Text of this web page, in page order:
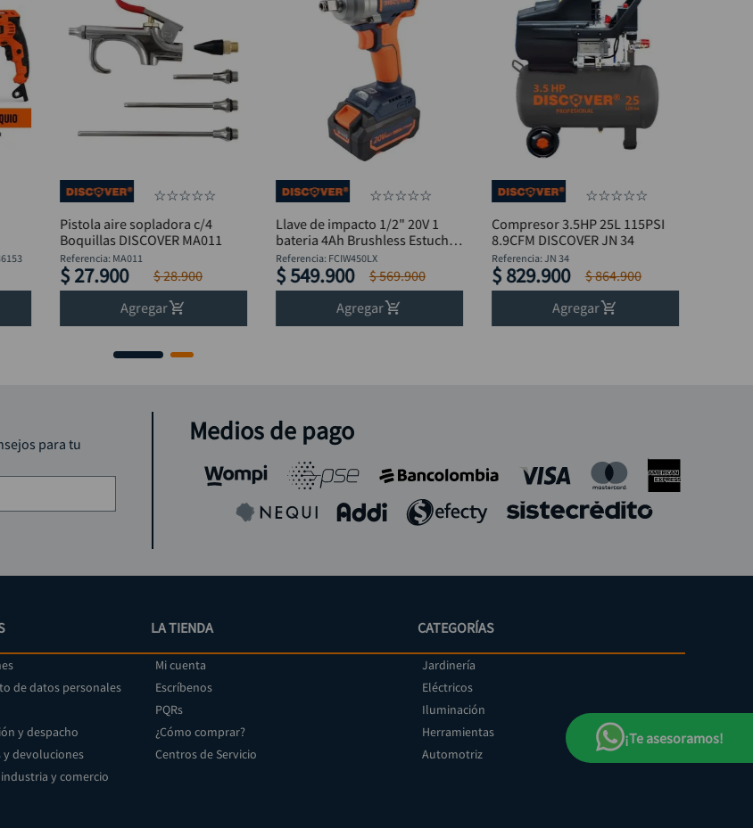
☆☆☆☆☆
Pistola aire sopladora c/4
Boquillas DISCOVER MA011
Referencia: MA011
$ 27.900 $28.900
Agregar
☆☆☆☆☆
Llave de impacto 1/2" 20V 1
bateria 4Ah Brushless Estuche
Discover
Referencia: FCIW450LX
$549.900 $569.900
Agregar
☆☆☆☆☆
Compresor 3.5HP 25L 115PSI
8.9CFM DISCOVER JN 34
Referencia: JN 34
$ 829.900 $864.900
Agregar
para tu
Medios de pago
de datos personales
y despacho
y devoluciones
y comercio
LA TIENDA
Mi cuenta
Escríbenos
PQRs
¿Cómo comprar?
Centros de Servicio
CATEGORÍAS
Jardinería
Eléctricos
Iluminación
Herramientas
Automotriz
¡Te asesoramos!